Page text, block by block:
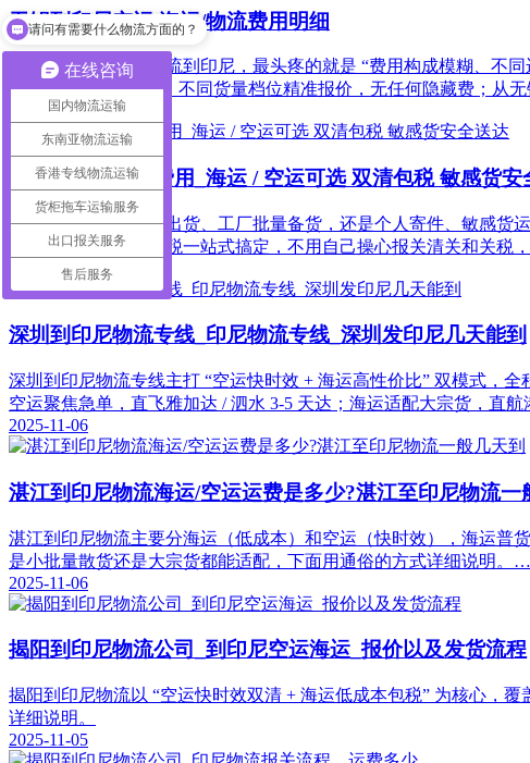
无锡到印尼空运/海运/物流费用明细
无锡企业或个人发物流到印尼，最头疼的就是 “费用构成模糊、不
细，按普货 / 敏感货、不同货量档位精准报价，无任何隐藏费；从
2025-11-10
东莞到印尼货运费用_海运 / 空运可选 双清包税 敏感货安
不管是中小企业贸易出货、工厂批量备货，还是个人寄件、敏感货
种方式任选，双清包税一站式搞定，不用自己操心报关清关和关税
2025-11-07
深圳到印尼物流专线_印尼物流专线_深圳发印尼几天能到
深圳到印尼物流专线主打 “空运快时效 + 海运高性价比” 双模式，
空运聚焦急单，直飞雅加达 / 泗水 3-5 天达；海运适配大宗货，直
2025-11-06
湛江到印尼物流海运/空运运费是多少?湛江至印尼物流一
湛江到印尼物流主要分海运（低成本）和空运（快时效），海运普
是小批量散货还是大宗货都能适配，下面用通俗的方式详细说明。…
2025-11-06
揭阳到印尼物流公司_到印尼空运海运_报价以及发货流程
揭阳到印尼物流以 “空运快时效双清 + 海运低成本包税” 为核心，
详细说明。
2025-11-05
在线咨询
国内物流运输
东南亚物流运输
香港专线物流运输
货柜拖车运输服务
出口报关服务
售后服务
请问有需要什么物流方面的？